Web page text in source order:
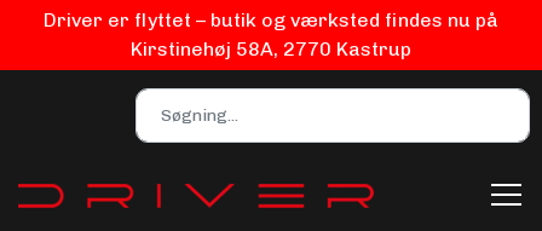
Driver er flyttet – butik og værksted findes nu på
Kirstinehøj 58A, 2770 Kastrup